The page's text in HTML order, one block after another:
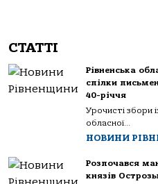
СТАТТІ
Рівненська
спілки
40-річчя
Урочисті збори
обласної...
НОВИНИ
Розпочався
князів